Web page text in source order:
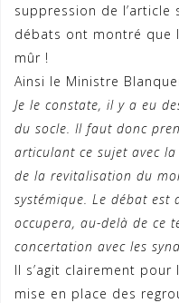
suppression de l’article
débats ont montré que
mûr !
Ainsi le Ministre
Je le constate, il y a eu
du socle. Il faut donc
articulant ce sujet avec
de la revitalisation du
systémique. Le débat
occupera, au-delà de ce
concertation avec les
Il s’agit clairement
mise en place des